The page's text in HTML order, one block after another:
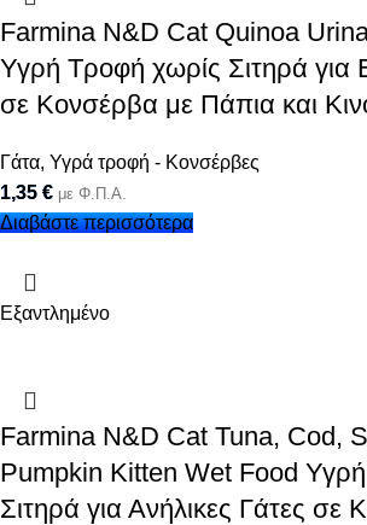
Farmina N&D Cat Quinoa
Υγρή Τροφή χωρίς Σιτηρά για
σε Κονσέρβα με Πάπια και
Γάτα, Υγρά τροφή - Κονσέρβες
1,35 € με Φ.Π.Α.
Διαβάστε περισσότερα
Εξαντλημένο
Farmina N&D Cat Tuna, Cod,
Pumpkin Kitten Wet Food
Σιτηρά για Ανήλικες Γάτες σε